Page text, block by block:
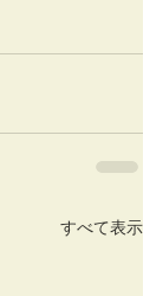
すべて表示